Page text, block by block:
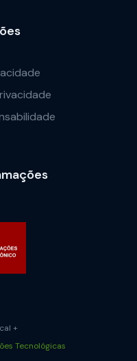
+
Tecnológicas